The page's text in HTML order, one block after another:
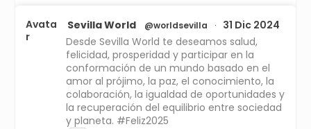
Avata
r
Sevilla World @worldsevilla ·
31 Dic 2024
Desde Sevilla World te deseamos salud,
felicidad, prosperidad y participar en la
conformación de un mundo basado en el
amor al prójimo, la paz, el conocimiento, la
colaboración, la igualdad de oportunidades y
la recuperación del equilibrio entre sociedad
y planeta. #Feliz2025